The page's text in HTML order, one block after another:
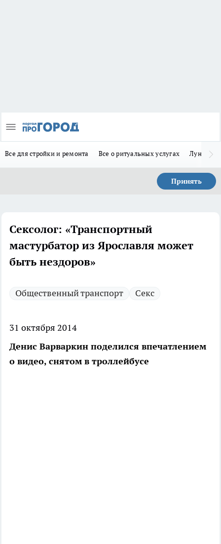
Все для стройки и ремонта Все о ритуальных услугах Лунно-
Принять
Сексолог: «Транспортный
мастурбатор из Ярославля может
быть нездоров»
Общественный транспорт Секс
31 октября 2014
Денис Варваркин поделился впечатлением
о видео, снятом в троллейбусе